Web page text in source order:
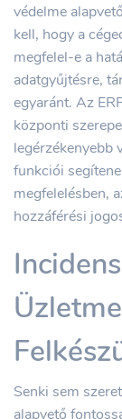
védelme
kell, hogy a
megfelel-e a
adatgyűjtésre,
egyaránt. Az
központi
legérzékenyebb
funkciói
megfelelésben,
hozzáférési
Senki sem
alapvető